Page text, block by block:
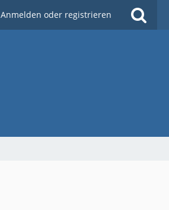
Anmelden oder registrieren